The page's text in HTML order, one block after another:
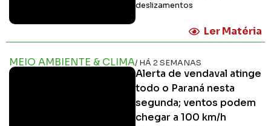
deslizamentos
Ler Matéria
MEIO AMBIENTE & CLIMA/ HÁ 2 SEMANAS
Alerta de vendaval atinge
todo o Paraná nesta
segunda; ventos podem
chegar a 100 km/h